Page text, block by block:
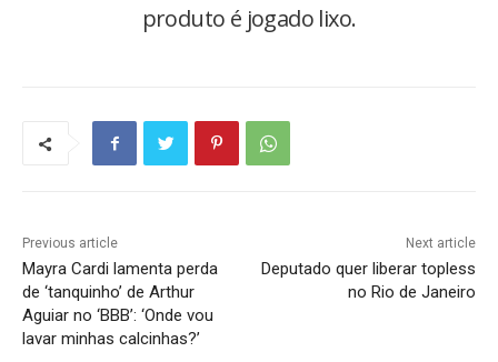
produto é jogado lixo.
Previous article
Mayra Cardi lamenta perda
de ‘tanquinho’ de Arthur
Aguiar no ‘BBB’: ‘Onde vou
lavar minhas calcinhas?’
Next article
Deputado quer liberar topless
no Rio de Janeiro